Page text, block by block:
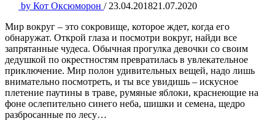
by Кот Оксюморон / 23.04.201821.07.2020
Мир вокруг – это сокровище, которое ждет, когда его
обнаружат. Открой глаза и посмотри вокруг, найди все
запрятанные чудеса. Обычная прогулка девочки со своим
дедушкой по окрестностям превратилась в увлекательное
приключение. Мир полон удивительных вещей, надо лишь
внимательно посмотреть, и ты все увидишь – искусное
плетение паутины в траве, румяные яблоки, краснеющие на
фоне ослепительно синего неба, шишки и семена, щедро
разбросанные по лесу…